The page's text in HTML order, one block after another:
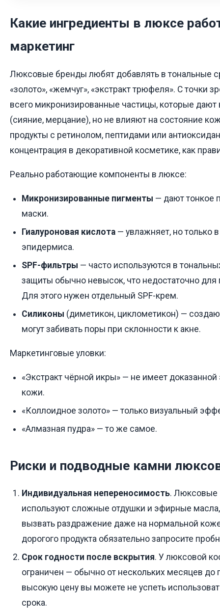
Какие ингредиенты в люксе
маркетинг
Люксовые бренды любят добавлять в тональные
«золото», «жемчуг», «экстракт трюфеля». С точки
всего микронизированные частицы, которые
(сияние, мерцание), но не влияют на состояние
продукты с ретинолом, пептидами или
концентрация в декоративной косметике, как
Реально работающие компоненты в люксе:
Микронизированные пигменты — дают тонкое
маски.
Гиалуроновая кислота — увлажняет, но только
эпидермиса.
SPF-фильтры — часто используются в
защиты обычно невысок, что недостаточно
Для этого нужен отдельный SPF-крем.
Силиконы (диметикон, циклометикон) —
могут забивать поры при склонности к акне.
Маркетинговые уловки:
«Экстракт чёрной икры» — не имеет
кожи.
«Коллоидное золото» — только визуальный
«Алмазная пудра» — то же самое.
Риски и подводные камни
Индивидуальная непереносимость. Люксовые
используют сложные отдушки и эфирные
вызвать раздражение даже на нормальной
дорогого продукта обязательно запросите
Срок годности после вскрытия. У люксовой
ограничен — обычно от нескольких месяцев до
высокую цену вы можете не успеть
срока.